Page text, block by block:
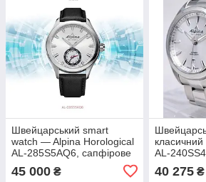
Швейцарський smart
watch — Alpina Horological
AL-285S5AQ6, сапфірове
скло, розумний годинник,
збирання в Женеві $1155
45 000 ₴
AL-
40 275₴